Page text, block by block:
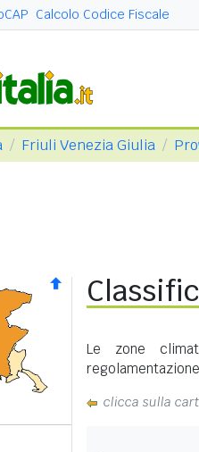
Calcolo Codice Fiscale
Friuli Venezia Giulia
Le zone
clicca sulla